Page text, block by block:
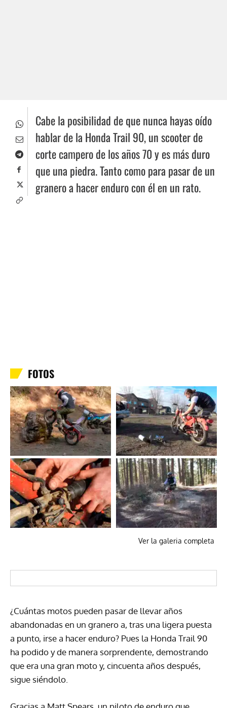
Cabe la posibilidad de que nunca hayas oído
hablar de la Honda Trail 90, un scooter de
corte campero de los años 70 y es más duro
que una piedra. Tanto como para pasar de un
granero a hacer enduro con él en un rato.
FOTOS
Ver la galeria completa
¿Cuántas motos pueden pasar de llevar años
abandonadas en un granero a, tras una ligera puesta
a punto, irse a hacer enduro? Pues la Honda Trail 90
ha podido y de manera sorprendente, demostrando
que era una gran moto y, cincuenta años después,
sigue siéndolo.